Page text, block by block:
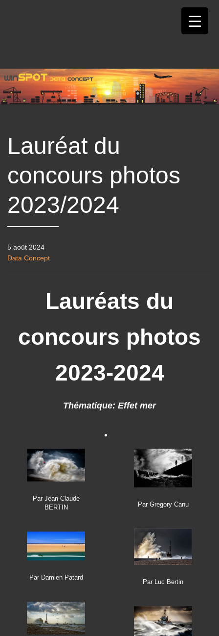
Lauréat du
concours photos
2023/2024
5 août 2024
Data Concept
Lauréats du
concours photos
2023-2024
Thématique: Effet mer
Par Jean-Claude
BERTIN
Par Damien Patard
Par Gregory Canu
Par Luc Bertin